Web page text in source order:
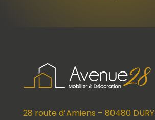
28 route d’Amiens – 80480 DURY